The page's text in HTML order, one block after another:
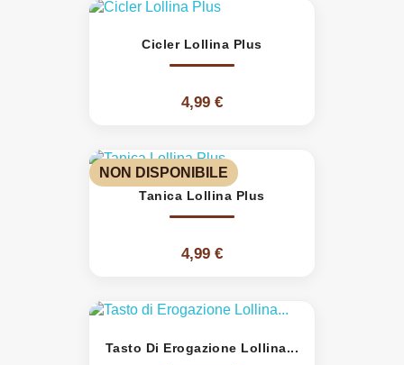
Cicler Lollina Plus
4,99 €
Tanica Lollina Plus
4,99 €
NON DISPONIBILE
Tasto Di Erogazione Lollina...